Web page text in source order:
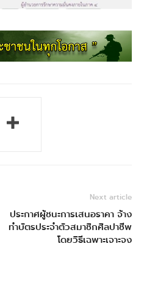
Next article
ประกาศผู้ชนะการเสนอราคา จ้าง
ทำบัตรประจำตัวสมาชิกศิลปาชีพ
โดยวิธีเฉพาะเจาะจง